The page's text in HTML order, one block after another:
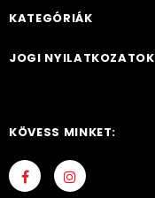
KATEGÓRIÁK
JOGI NYILATKOZATOK
KÖVESS MINKET: